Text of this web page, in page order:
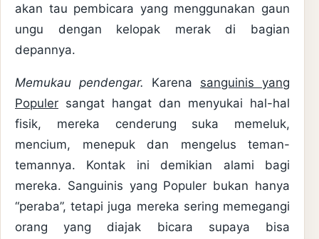
akan tau pembicara yang menggunakan gaun
ungu dengan kelopak merak di bagian
depannya.
Memukau pendengar. Karena sanguinis yang
Populer sangat hangat dan menyukai hal-hal
fisik, mereka cenderung suka memeluk,
mencium, menepuk dan mengelus teman-
temannya. Kontak ini demikian alami bagi
mereka. Sanguinis yang Populer bukan hanya
“peraba”, tetapi juga mereka sering memegangi
orang yang diajak bicara supaya bisa